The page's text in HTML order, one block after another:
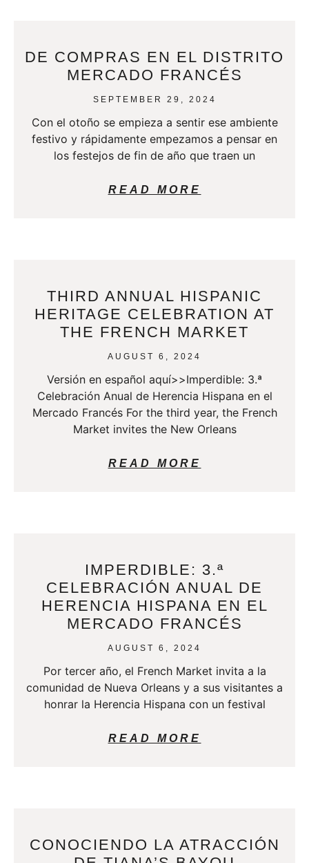
DE COMPRAS EN EL DISTRITO
MERCADO FRANCÉS
SEPTEMBER 29, 2024
Con el otoño se empieza a sentir ese ambiente
festivo y rápidamente empezamos a pensar en
los festejos de fin de año que traen un
READ MORE
THIRD ANNUAL HISPANIC
HERITAGE CELEBRATION AT
THE FRENCH MARKET
AUGUST 6, 2024
Versión en español aquí>>Imperdible: 3.ª
Celebración Anual de Herencia Hispana en el
Mercado Francés For the third year, the French
Market invites the New Orleans
READ MORE
IMPERDIBLE: 3.ª
CELEBRACIÓN ANUAL DE
HERENCIA HISPANA EN EL
MERCADO FRANCÉS
AUGUST 6, 2024
Por tercer año, el French Market invita a la
comunidad de Nueva Orleans y a sus visitantes a
honrar la Herencia Hispana con un festival
READ MORE
CONOCIENDO LA ATRACCIÓN